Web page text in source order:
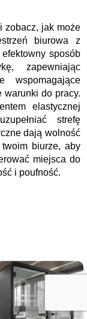
zobacz, jak może
biurowa z
sposób
zapewniając
wspomagające
warunki do pracy.
elastycznej
strefę
dają wolność
biurze, aby
miejsca do
i poufność.